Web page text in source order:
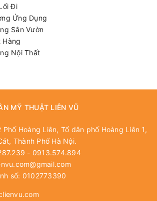
Đi
Ứng Dụng
Sân Vườn
Hàng
Nội Thất
MỸ THUẬT LIÊN VŨ
Hoàng Liên, Tổ dân phố Hoàng Liên 1,
Thành Phố Hà Nội.
- 0913.574.894
số: 0102773390